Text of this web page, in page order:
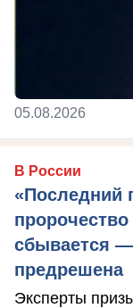
05.08.2026
В России
«Последний
сбывается —
предрешена
Эксперты